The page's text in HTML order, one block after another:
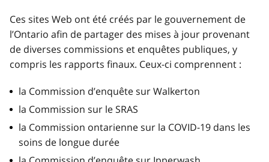
Ces sites Web ont été créés par le gouvernement de
l’Ontario afin de partager des mises à jour provenant
de diverses commissions et enquêtes publiques, y
compris les rapports finaux. Ceux-ci comprennent :
la Commission d’enquête sur Walkerton
la Commission sur le SRAS
la Commission ontarienne sur la COVID-19 dans les
soins de longue durée